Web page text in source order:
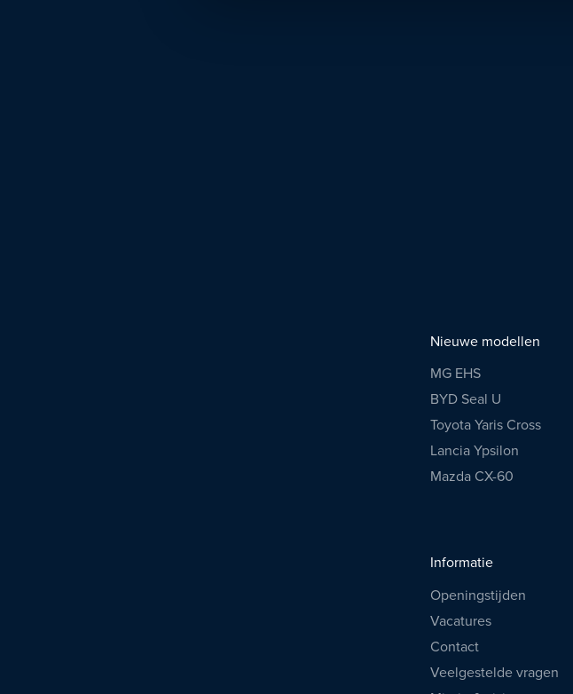
Nieuwe modellen
MG EHS
BYD Seal U
Toyota Yaris Cross
Lancia Ypsilon
Mazda CX-60
Informatie
Openingstijden
Vacatures
Contact
Veelgestelde vragen